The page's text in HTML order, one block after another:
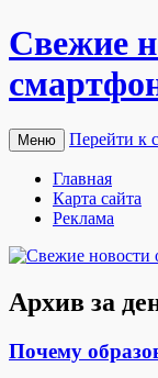
Свежие
Меню Перейти к
Главная
Карта сайта
Реклама
Архив за
Почему